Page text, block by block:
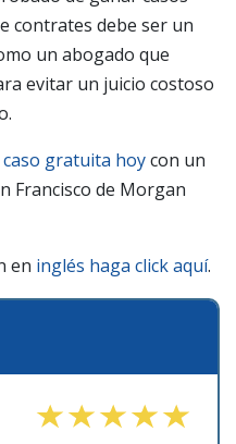
contrates debe ser un
un abogado que
evitar un juicio costoso
gratuita hoycon un
Francisco de Morgan
en inglés haga click aquí.